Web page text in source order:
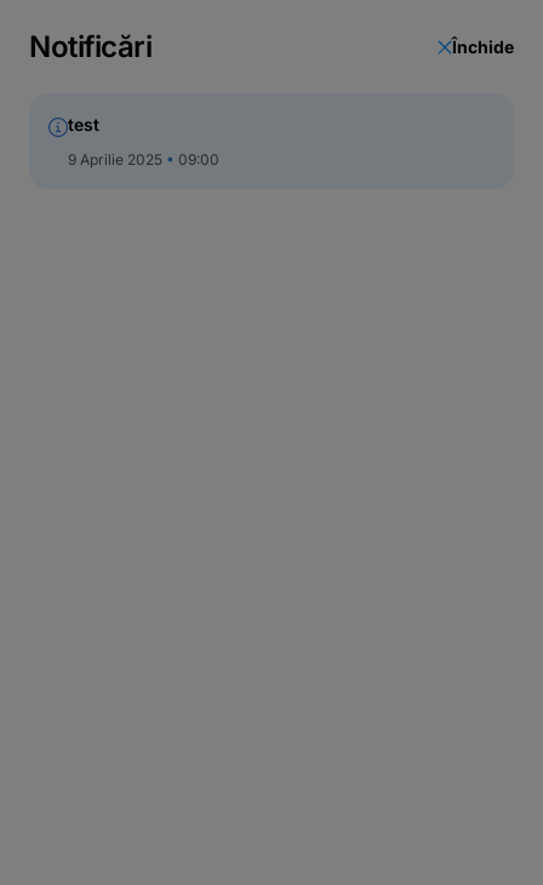
Unități și bancomate
Call Center
Notificări Închide
test
9 Aprilie 2025 09:00